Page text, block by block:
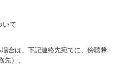
いて
場合は、下記連絡先宛てに、傍聴希
）、